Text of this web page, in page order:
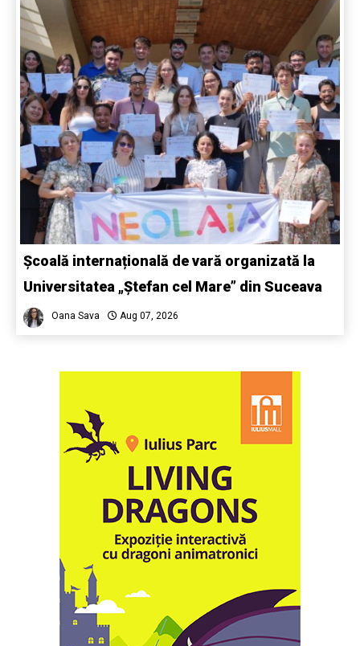
Școală internațională de vară organizată la
Universitatea „Ștefan cel Mare” din Suceava
Oana Sava Aug 07, 2026